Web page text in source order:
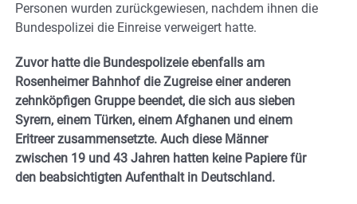
Personen wurden zurückgewiesen, nachdem ihnen die
Bundespolizei die Einreise verweigert hatte.
Zuvor hatte die Bundespolizeie ebenfalls am
Rosenheimer Bahnhof die Zugreise einer anderen
zehnköpfigen Gruppe beendet, die sich aus sieben
Syrern, einem Türken, einem Afghanen und einem
Eritreer zusammensetzte. Auch diese Männer
zwischen 19 und 43 Jahren hatten keine Papiere für
den beabsichtigten Aufenthalt in Deutschland.